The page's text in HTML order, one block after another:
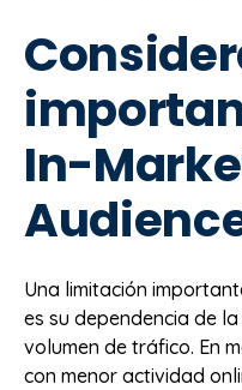
In-
Una limitación
es su dependencia de
volumen de tráfico. En
con menor actividad